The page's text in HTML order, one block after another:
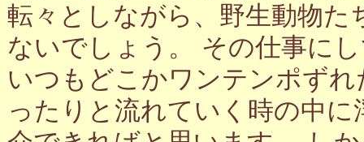
転々としながら、野生動物
ないでしょう。 その仕事に
いつもどこかワンテンポず
ったりと流れていく時の中